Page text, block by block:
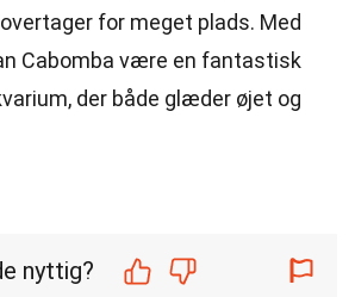
for meget plads. Med
Cabomba være en fantastisk
der både glæder øjet og
nyttig?